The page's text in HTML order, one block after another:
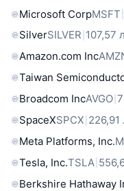
Microsoft CorpMSFT
SilverSILVER 107,57
Amazon.com Inc
Taiwan
Broadcom IncAVGO
SpaceXSPCX 226,91
Meta Platforms, Inc.
Tesla, Inc.TSLA
Berkshire Hathaway